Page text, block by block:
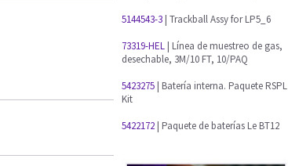
5144543-3 | Trackball Assy for LP5_6
73319-HEL | Línea de muestreo de gas,
desechable, 3M/10 FT, 10/PAQ
5423275 | Batería interna. Paquete RSPL
Kit
5422172 | Paquete de baterías Le BT12